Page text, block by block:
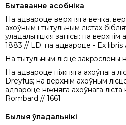
Бытаванне асобніка
На адвароце верхняга вечка,
ахоўным і тытульным лістах
уладальніцкія запісы: на
1883 // LD; на адвароце - Ex libris
На тытульным лісце закрэслены
На адвароце ніжняга ахоўнага
Dreyfus; на верхнім ахоўным
адвароце ніжняга ахоўнага
Rombard // 1661
Былыя ўладальнікі